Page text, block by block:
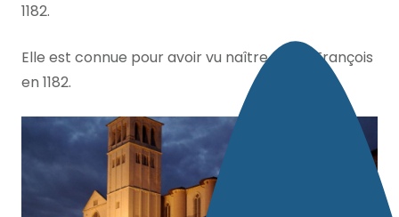
1182.
Elle est connue pour avoir vu naître Saint-François
en 1182.